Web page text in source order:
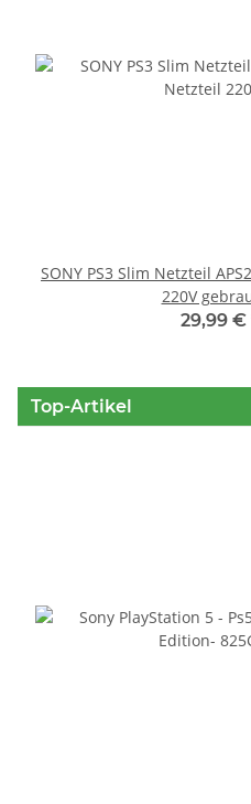
SONY PS3 Slim Netzteil
220V
29,99 €
Top-Artikel